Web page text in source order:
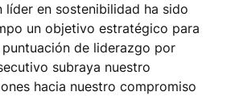
líder en sostenibilidad ha sido
un objetivo estratégico para
puntuación de liderazgo por
subraya nuestro
hacia nuestro compromiso